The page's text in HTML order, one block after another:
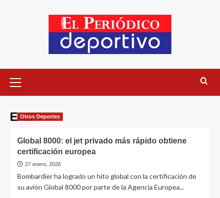
EASA
Otros Deportes
Global 8000: el jet privado más rápido obtiene
certificación europea
27 enero, 2026
Bombardier ha logrado un hito global con la certificación de
su avión Global 8000 por parte de la Agencia Europea...